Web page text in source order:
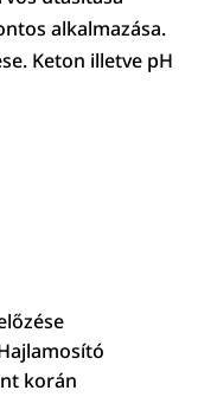
alkalmazása.
Keton illetve pH
korán